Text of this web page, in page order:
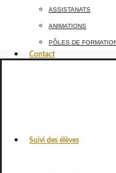
Contact
Suivi des élèves
ASSISTANATS
ANIMATIONS
PÔLES DE